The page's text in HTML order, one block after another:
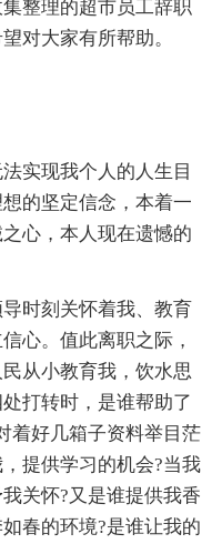
整理的超市员工辞职
对大家有所帮助。
实现我个人的人生目
的坚定信念，本着一
心，本人现在遗憾的
时刻关怀着我、教育
心。值此离职之际，
从小教育我，饮水思
打转时，是谁帮助了
着好几箱子资料举目茫
提供学习的机会?当我
关怀?又是谁提供我香
春的环境?是谁让我的